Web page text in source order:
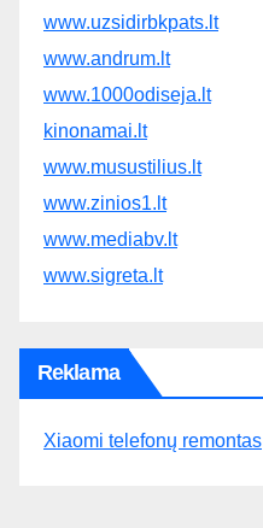
www.uzsidirbkpats.lt
www.andrum.lt
www.1000odiseja.lt
kinonamai.lt
www.musustilius.lt
www.zinios1.lt
www.mediabv.lt
www.sigreta.lt
Reklama
Xiaomi telefonų remontas